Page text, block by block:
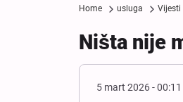
Home usluga Vijesti
Ništa nije
5 mart 2026 - 00:11